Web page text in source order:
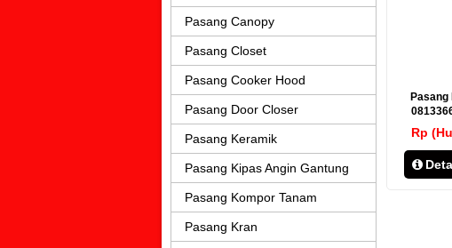
Rp
Pasang Canopy
Pasang Closet
Pasang Cooker Hood
Pasang Door Closer
Pasang Keramik
Pasang Kipas Angin Gantung
Pasang Kompor Tanam
Pasang Kran